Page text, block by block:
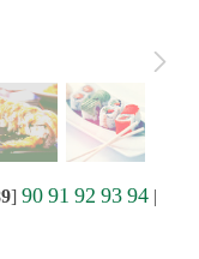
] 90 91 92 93 94|